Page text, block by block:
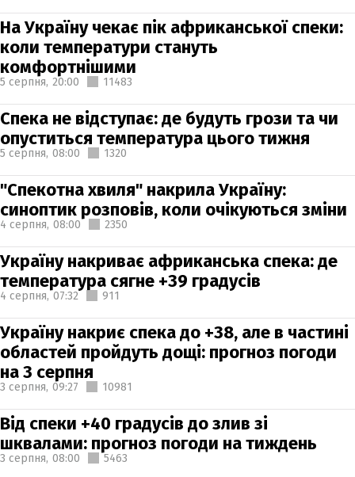
На Україну чекає пік африканської спеки:
коли температури стануть
комфортнішими
5 серпня, 20:00 11483
Спека не відступає: де будуть грози та чи
опуститься температура цього тижня
5 серпня, 08:00 1320
"Спекотна хвиля" накрила Україну:
синоптик розповів, коли очікуються зміни
4 серпня, 08:00 2350
Україну накриває африканська спека: де
температура сягне +39 градусів
4 серпня, 07:32 911
Україну накриє спека до +38, але в частині
областей пройдуть дощі: прогноз погоди
на 3 серпня
3 серпня, 09:27 10981
Від спеки +40 градусів до злив зі
шквалами: прогноз погоди на тиждень
3 серпня, 08:00 5463